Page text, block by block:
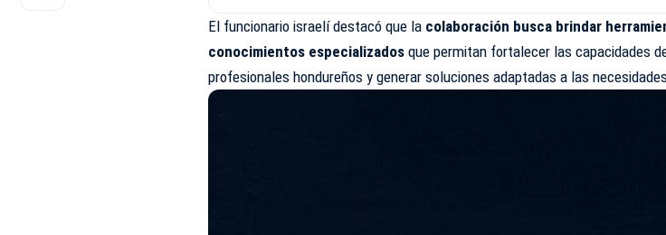
El funcionario israelí destacó que la colaboración busca brindar
conocimientos especializadosque permitan fortalecer las capacidades
profesionales hondureños y generar soluciones adaptadas a las